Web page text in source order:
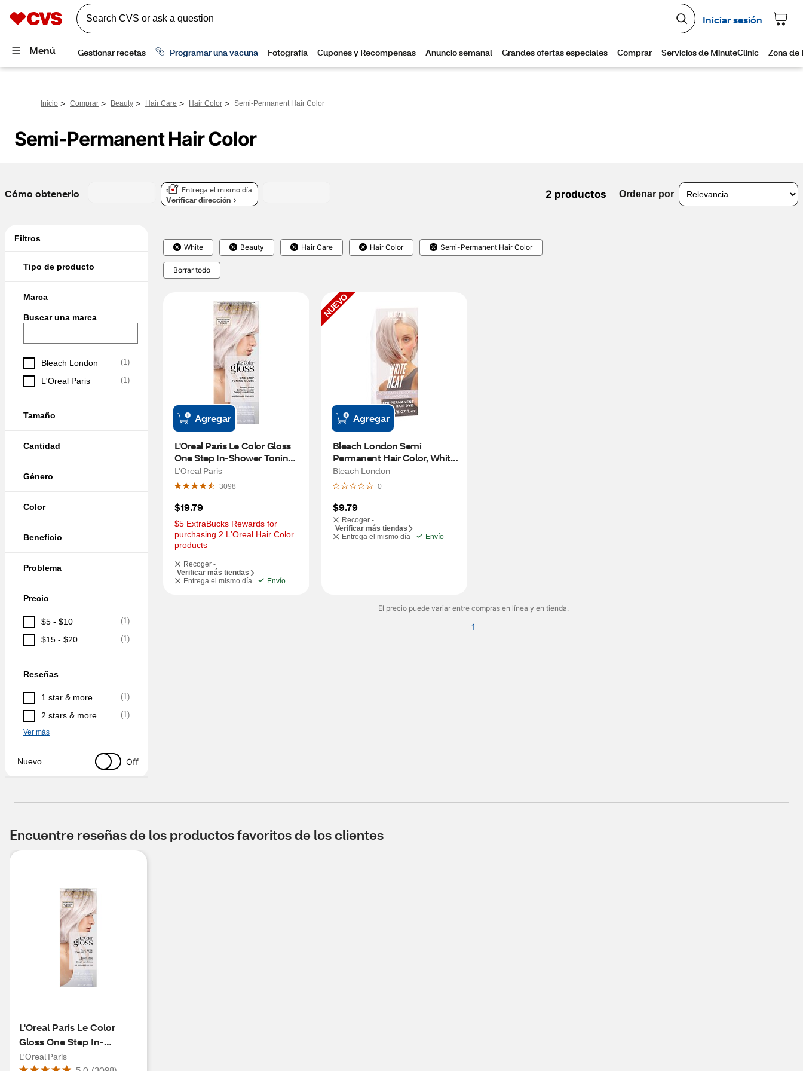
Inicio > Comprar > Beauty > Hair Care > Hair Color > Semi-Permanent Hair Color
Semi-Permanent Hair Color
Cómo obtenerlo
Entrega el mismo día
Verificar dirección
2 productos Ordenar por
Filtros
Tipo de producto
Marca
Buscar una marca
Bleach London (1)
L'Oreal Paris (1)
Tamaño
Cantidad
Género
Color
Beneficio
Problema
Precio
$5 - $10 (1)
$15 - $20 (1)
Reseñas
1 star & more (1)
2 stars & more (1)
Ver más
Nuevo Off
White Beauty Hair Care Hair Color Semi-Permanent Hair Color
Borrar todo
Agregar
L'Oreal Paris Le Color Gloss
One Step In-Shower Toning
Gloss, Platinum Pearl
L'Oreal Paris
3098
$19.79
$5 ExtraBucks Rewards for
purchasing 2 L'Oreal Hair Color
products
Recoger -
Verificar más tiendas
Entrega el mismo día
Envío
NUEVO
Agregar
Bleach London Semi
Permanent Hair Color, White
Heat
Bleach London
0
$9.79
Recoger -
Verificar más tiendas
Entrega el mismo día
Envío
El precio puede variar entre compras en línea y en tienda.
1
Encuentre reseñas de los productos favoritos de los clientes
L'Oreal Paris Le Color
Gloss One Step In-
Shower Toning Gloss,
L'Oreal Paris